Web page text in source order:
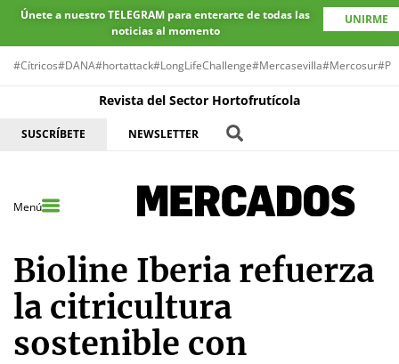
Únete a nuestro TELEGRAM para enterarte de todas las
noticias al momento
UNIRME
#Cítricos#DANA#hortattack#LongLifeChallenge#Mercasevilla#Mercosur
Revista del Sector Hortofrutícola
SUSCRÍBETE NEWSLETTER
Menú
Bioline Iberia refuerza
la citricultura
sostenible con